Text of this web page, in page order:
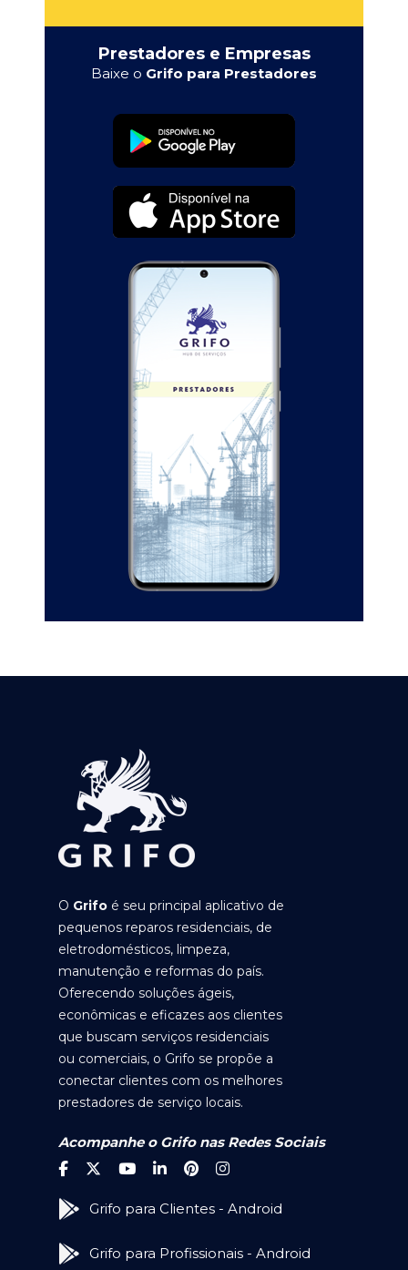
Prestadores e Empresas
Baixe o Grifo para Prestadores
O Grifo é seu principal aplicativo de
pequenos reparos residenciais, de
eletrodomésticos, limpeza,
manutenção e reformas do país.
Oferecendo soluções ágeis,
econômicas e eficazes aos clientes
que buscam serviços residenciais
ou comerciais, o Grifo se propõe a
conectar clientes com os melhores
prestadores de serviço locais.
Acompanhe o Grifo nas Redes Sociais
Grifo para Clientes - Android
Grifo para Profissionais - Android